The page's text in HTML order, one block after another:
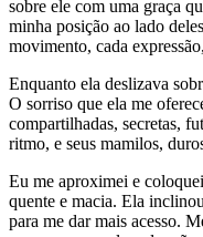
sobre ele com uma graça
minha posição ao lado
movimento, cada
Enquanto ela deslizava
O sorriso que ela me
compartilhadas, secretas,
ritmo, e seus mamilos,
Eu me aproximei e
quente e macia. Ela
para me dar mais acesso.